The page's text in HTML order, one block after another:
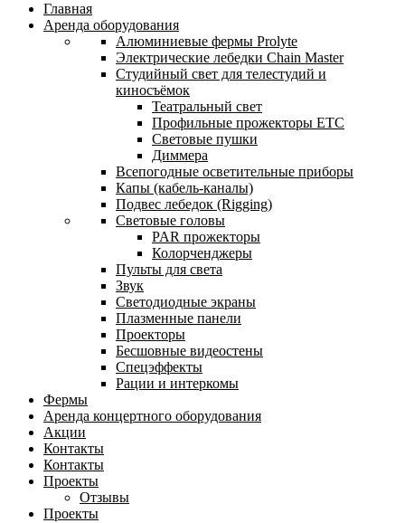
Главная
Аренда оборудования
Алюминиевые фермы Prolyte
Электрические лебедки Chain Master
Студийный свет для телестудий и
киносъёмок
Театральный свет
Профильные прожекторы ETC
Световые пушки
Диммера
Всепогодные осветительные приборы
Капы (кабель-каналы)
Подвес лебедок (Rigging)
Световые головы
PAR прожекторы
Колорченджеры
Пульты для света
Звук
Светодиодные экраны
Плазменные панели
Проекторы
Бесшовные видеостены
Спецэффекты
Рации и интеркомы
Фермы
Аренда концертного оборудования
Акции
Контакты
Контакты
Проекты
Отзывы
Проекты